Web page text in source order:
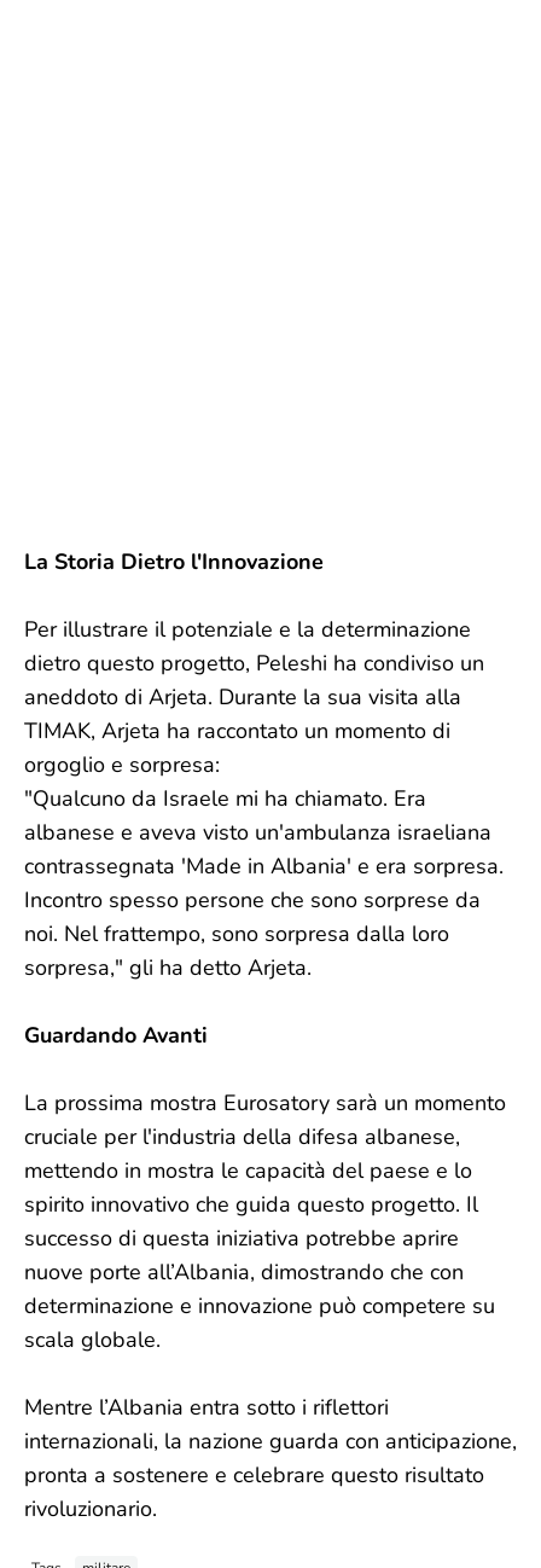
La Storia Dietro l'Innovazione
Per illustrare il potenziale e la determinazione
dietro questo progetto, Peleshi ha condiviso un
aneddoto di Arjeta. Durante la sua visita alla
TIMAK, Arjeta ha raccontato un momento di
orgoglio e sorpresa:
"Qualcuno da Israele mi ha chiamato. Era
albanese e aveva visto un'ambulanza israeliana
contrassegnata 'Made in Albania' e era sorpresa.
Incontro spesso persone che sono sorprese da
noi. Nel frattempo, sono sorpresa dalla loro
sorpresa," gli ha detto Arjeta.
Guardando Avanti
La prossima mostra Eurosatory sarà un momento
cruciale per l'industria della difesa albanese,
mettendo in mostra le capacità del paese e lo
spirito innovativo che guida questo progetto. Il
successo di questa iniziativa potrebbe aprire
nuove porte all’Albania, dimostrando che con
determinazione e innovazione può competere su
scala globale.
Mentre l’Albania entra sotto i riflettori
internazionali, la nazione guarda con anticipazione,
pronta a sostenere e celebrare questo risultato
rivoluzionario.